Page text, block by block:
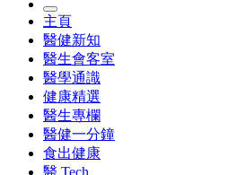
主頁
醫健新知
醫生會客室
醫學通識
健康精選
醫生專欄
醫健一分鐘
食出健康
醫 Tech